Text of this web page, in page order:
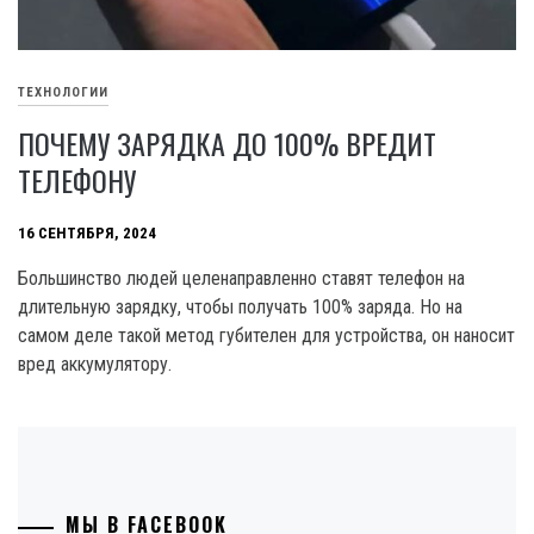
ТЕХНОЛОГИИ
ПОЧЕМУ ЗАРЯДКА ДО 100% ВРЕДИТ
ТЕЛЕФОНУ
16 СЕНТЯБРЯ, 2024
Большинство людей целенаправленно ставят телефон на
длительную зарядку, чтобы получать 100% заряда. Но на
самом деле такой метод губителен для устройства, он наносит
вред аккумулятору.
МЫ В FACEBOOK